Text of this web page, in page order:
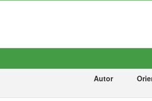
Autor